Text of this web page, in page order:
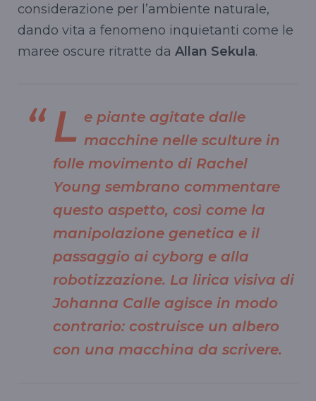
considerazione per l’ambiente naturale,
dando vita a fenomeno inquietanti come le
maree oscure ritratte da Allan Sekula.
L e piante agitate dalle
macchine nelle sculture in
folle movimento di Rachel
Young sembrano commentare
questo aspetto, così come la
manipolazione genetica e il
passaggio ai cyborg e alla
robotizzazione. La lirica visiva di
Johanna Calle agisce in modo
contrario: costruisce un albero
con una macchina da scrivere.